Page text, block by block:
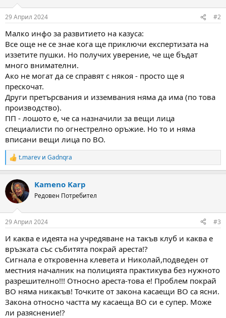
s
29 Април 2024 #2
Малко инфо за развитието на казуса:
Все още не се знае кога ще приключи експертизата на
иззетите пушки. Но получих уверение, че ще бъдат
много внимателни.
Ако не могат да се справят с някоя - просто ще я
прескочат.
Други претърсвания и изземвания няма да има (по това
производство).
ПП - лошото е, че са назначили за вещи лица
специалисти по огнестрелно оръжие. Но то и няма
вписани вещи лица по ВО.
R
e
c
t
i
s
t.marev и Gadnqra
Kameno Karp
Редовен Потребител
29 Април 2024 #3
И каква е идеята на учредяване на такъв клуб и каква е
връзката със събитята покрай ареста!?
Сигнала е откровенна клевета и Николай,подведен от
местния началник на полицията практикува без нужното
разрешително!!! Относно ареста-това е! Проблем покрай
ВО няма никакъв! Точките от закона касаещи ВО са ясни.
Закона относно частта му касаеща ВО си е супер. Може
ли разяснение!?